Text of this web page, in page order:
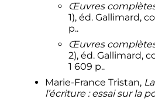
Œuvres
1), éd. Gallimard,
p..
Œuvres
2), éd. Gallimard,
1 609 p..
Marie-France Tristan,
l’écriture : essai sur la